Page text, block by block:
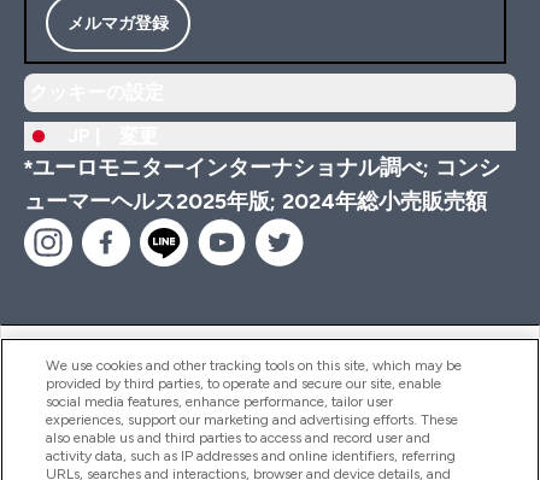
メルマガ登録
*ユーロモニターインターナショナル調べ; コンシ
ューマーヘルス2025年版; 2024年総小売販売額
ヘルプ＆ガイド
商品について
We use cookies and other tracking tools on this site, which may be
provided by third parties, to operate and secure our site, enable
social media features, enhance performance, tailor user
experiences, support our marketing and advertising efforts. These
also enable us and third parties to access and record user and
activity data, such as IP addresses and online identifiers, referring
URLs, searches and interactions, browser and device details, and